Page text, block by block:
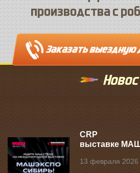
производства с
CRP
выставке
13 февраля 2026